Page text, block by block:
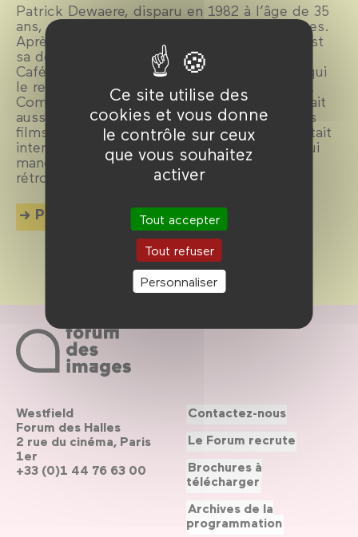
Ce site utilise des
cookies et vous donne
le contrôle sur ceux
que vous souhaitez
activer
Tout accepter
Tout refuser
Personnaliser
Patrick Dewaere, disparu en 1982 à l’âge de 35
ans, a tourné dans plus de 20 longs métrages.
Après une carrière subie d’enfant acteur, c’est
sa découverte jubilatoire du plaisir du jeu au
Café de la gare, aux lendemains de Mai 68, qui
le replonge dans le grand bain du spectacle.
Comédien devenu culte, Patrick Dewaere était
aussi, d’une certaine manière, l’auteur de ses
films, tant son engagement dans le travail était
intense. Retour sur la carrière d’un acteur qui
manque au cinéma français à travers une
rétrospective quasi-exhaustive.
Plus d'info
Westfield
Forum des Halles
2 rue du cinéma, Paris
1er
+33 (0)1 44 76 63 00
Contactez-nous
Le Forum recrute
Brochures à
télécharger
Archives de la
programmation